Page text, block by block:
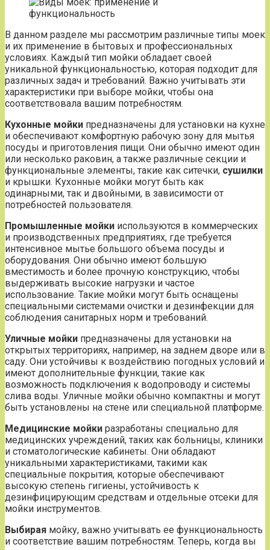
В данном разделе мы рассмотрим различные типы моек
и их применение в бытовых и профессиональных
условиях. Каждый тип мойки обладает своей
уникальной функциональностью, которая подходит для
различных задач и требований. Важно учитывать эти
характеристики при выборе мойки, чтобы она
соответствовала вашим потребностям.
Кухонные мойки предназначены для установки на кухне
и обеспечивают комфортную рабочую зону для мытья
посуды и приготовления пищи. Они обычно имеют один
или несколько раковин, а также различные секции и
функциональные элементы, такие как ситечки, сушилки
и крышки. Кухонные мойки могут быть как
одинарными, так и двойными, в зависимости от
потребностей пользователя.
Промышленные мойки используются в коммерческих
и производственных предприятиях, где требуется
интенсивное мытье большого объема посуды и
оборудования. Они обычно имеют большую
вместимость и более прочную конструкцию, чтобы
выдерживать высокие нагрузки и частое
использование. Такие мойки могут быть оснащены
специальными системами очистки и дезинфекции для
соблюдения санитарных норм и требований.
Уличные мойки предназначены для установки на
открытых территориях, например, на заднем дворе или в
саду. Они устойчивы к воздействию погодных условий и
имеют дополнительные функции, такие как
возможность подключения к водопроводу и системы
слива воды. Уличные мойки обычно компактны и могут
быть установлены на стене или специальной платформе.
Медицинские мойки разработаны специально для
медицинских учреждений, таких как больницы, клиники
и стоматологические кабинеты. Они обладают
уникальными характеристиками, такими как
специальные покрытия, которые обеспечивают
высокую степень гигиены, устойчивость к
дезинфицирующим средствам и отдельные отсеки для
мойки инструментов.
Выбирая мойку, важно учитывать ее функциональность
и соответствие вашим потребностям. Теперь, когда вы